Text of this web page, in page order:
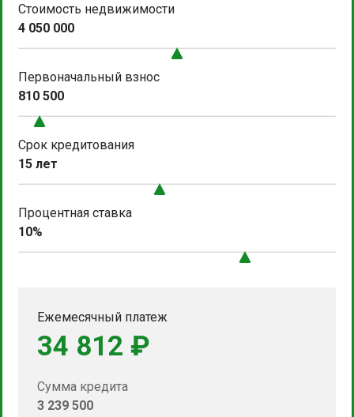
Стоимость недвижимости
4 050 000
Первоначальный взнос
810 500
Срок кредитования
15 лет
Процентная ставка
10%
Ежемесячный платеж
34 812 ₽
Сумма кредита
3 239 500